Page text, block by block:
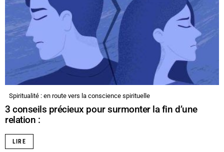
Spiritualité : en route vers la conscience spirituelle
3 conseils précieux pour surmonter la fin d’une
relation :
LIRE